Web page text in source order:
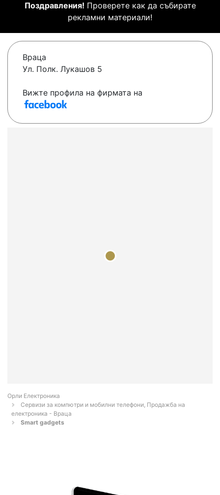
Поздравления! Проверете как да събирате
рекламни материали!
Враца
Ул. Полк. Лукашов 5
Вижте профила на фирмата на
Орли Електроника
Сервизи за компютри и мобилни телефони, Продажба на
електроника - Враца
Smart gadgets